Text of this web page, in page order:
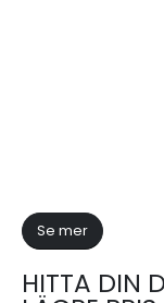
Se mer
HITTA DIN